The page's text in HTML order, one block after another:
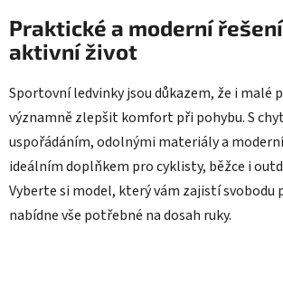
Praktické a moderní
aktivní život
Sportovní ledvinky jsou důkazem, že i malé
významně zlepšit komfort při pohybu. S
uspořádáním, odolnými materiály a
ideálním doplňkem pro cyklisty, běžce i
Vyberte si model, který vám zajistí svobodu
nabídne vše potřebné na dosah ruky.